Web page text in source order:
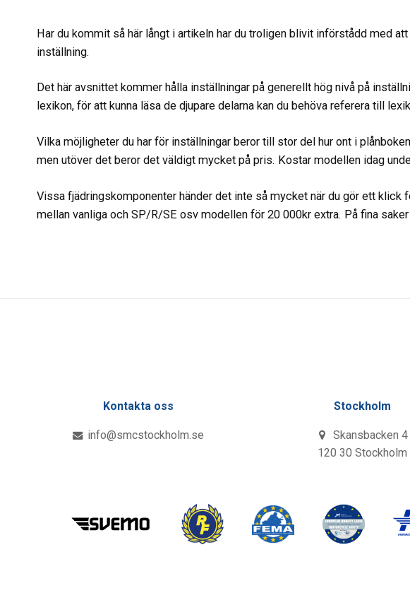
Har du kommit så här långt i artikeln har du troligen blivit införstådd med
inställning.
Det här avsnittet kommer hålla inställningar på generellt hög nivå på
lexikon, för att kunna läsa de djupare delarna kan du behöva referera till
Vilka möjligheter du har för inställningar beror till stor del hur ont i
men utöver det beror det väldigt mycket på pris. Kostar modellen idag
Vissa fjädringskomponenter händer det inte så mycket när du gör ett klick
mellan vanliga och SP/R/SE osv modellen för 20 000kr extra. På fina saker
Kontakta oss
info@smcstockholm.se
Stockholm
Skansbacken 4
120 30 Stockholm